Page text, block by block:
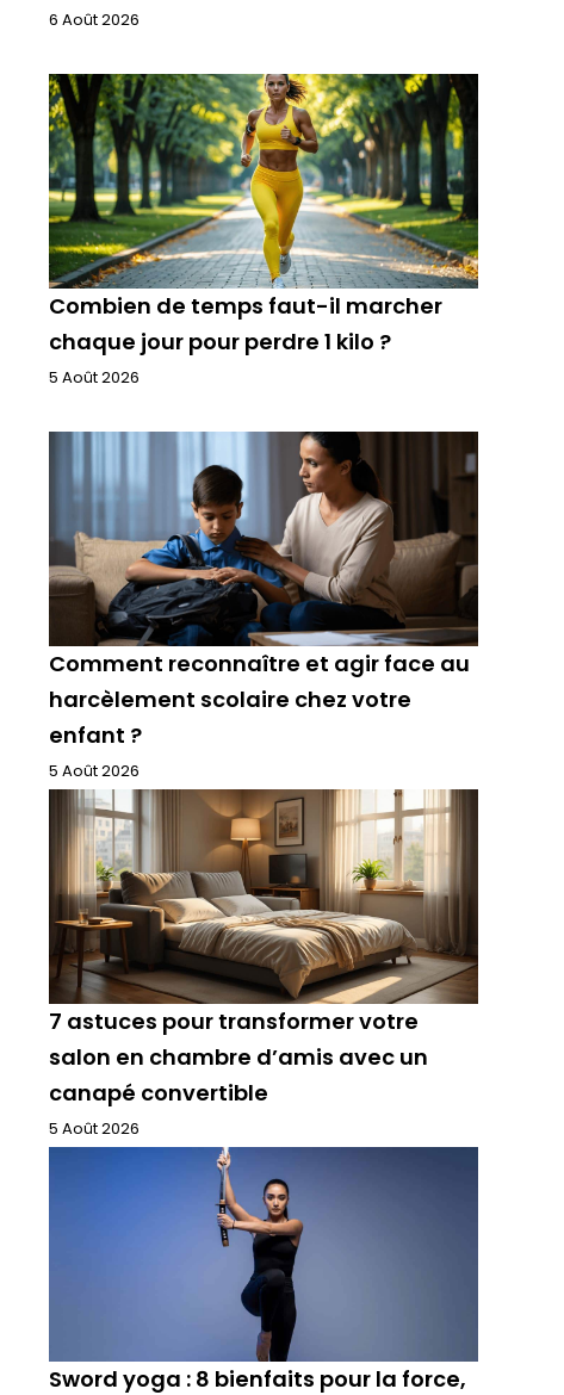
6 Août 2026
Combien de temps faut-il marcher
chaque jour pour perdre 1 kilo ?
5 Août 2026
Comment reconnaître et agir face au
harcèlement scolaire chez votre
enfant ?
5 Août 2026
7 astuces pour transformer votre
salon en chambre d’amis avec un
canapé convertible
5 Août 2026
Sword yoga : 8 bienfaits pour la force,